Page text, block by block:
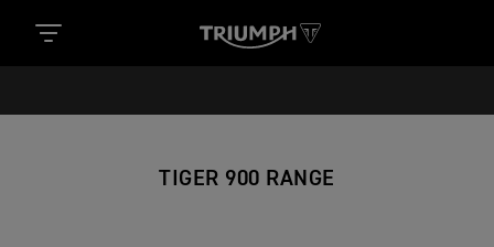
TIGER 900 RANGE